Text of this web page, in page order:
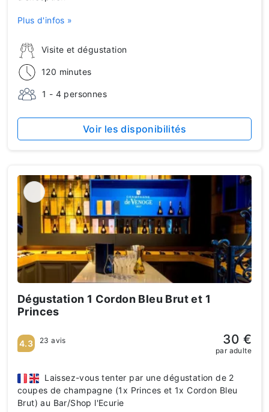
Visite et dégustation
120 minutes
1 - 4 personnes
Plus d'infos »
Voir les disponibilités
Dégustation 1 Cordon Bleu Brut et 1
Princes
Laissez-vous tenter par une dégustation de 2
coupes de champagne (1x Princes et 1x Cordon Bleu
Brut) au Bar/Shop l'Ecurie
4.3 23 avis 30 €
par adulte